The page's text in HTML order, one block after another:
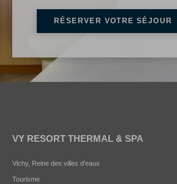
RÉSERVER VOTRE SÉJOUR
VY RESORT THERMAL & SPA
Vichy, Reine des villes d'eaux
Tourisme